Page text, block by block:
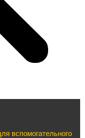
вспомогательного